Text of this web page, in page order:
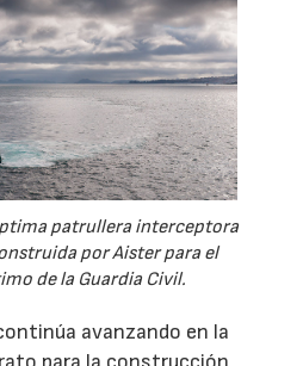
patrullera interceptora
por Aister para el
de la Guardia Civil.
avanzando en la